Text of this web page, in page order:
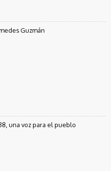
Guzmán
una voz para el pueblo